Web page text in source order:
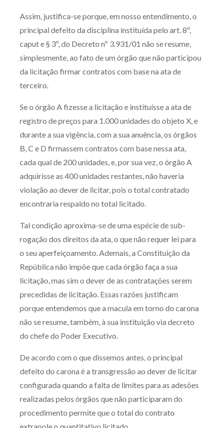
Assim, justifica-se porque, em nosso entendimento, o
principal defeito da disciplina instituída pelo art. 8º,
caput e § 3º, do Decreto nº 3.931/01 não se resume,
simplesmente, ao fato de um órgão que não participou
da licitação firmar contratos com base na ata de
terceiro.
Se o órgão A fizesse a licitação e instituísse a ata de
registro de preços para 1.000 unidades do objeto X, e
durante a sua vigência, com a sua anuência, os órgãos
B, C e D firmassem contratos com base nessa ata,
cada qual de 200 unidades, e, por sua vez, o órgão A
adquirisse as 400 unidades restantes, não haveria
violação ao dever de licitar, pois o total contratado
encontraria respaldo no total licitado.
Tal condição aproxima-se de uma espécie de sub-
rogação dos direitos da ata, o que não requer lei para
o seu aperfeiçoamento. Ademais, a Constituição da
República não impõe que cada órgão faça a sua
licitação, mas sim o dever de as contratações serem
precedidas de licitação. Essas razões justificam
porque entendemos que a macula em torno do carona
não se resume, também, à sua instituição via decreto
do chefe do Poder Executivo.
De acordo com o que dissemos antes, o principal
defeito do carona é a transgressão ao dever de licitar
configurada quando a falta de limites para as adesões
realizadas pelos órgãos que não participaram do
procedimento permite que o total do contrato